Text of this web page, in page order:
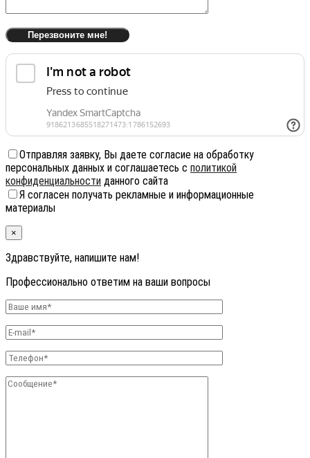
Отправляя заявку, Вы даете согласие на обработку
персональных данных и соглашаетесь с политикой
конфиденциальности данного сайта
Я согласен получать рекламные и информационные
материалы
×
Здравствуйте, напишите нам!
Профессионально ответим на ваши вопросы